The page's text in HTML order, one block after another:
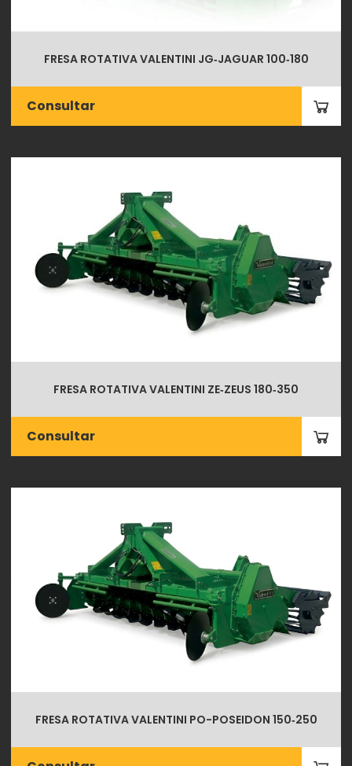
FRESA ROTATIVA VALENTINI JG‑JAGUAR 100‑180
Consultar
FRESA ROTATIVA VALENTINI ZE‑ZEUS 180‑350
Consultar
FRESA ROTATIVA VALENTINI PO-POSEIDON 150‑250